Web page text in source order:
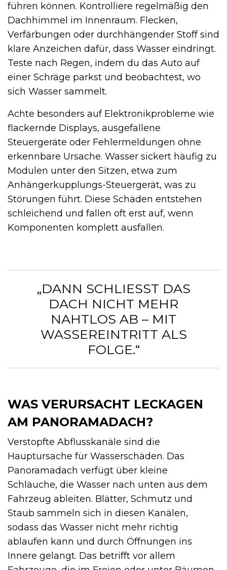
führen können. Kontrolliere regelmäßig den
Dachhimmel im Innenraum. Flecken,
Verfärbungen oder durchhängender Stoff sind
klare Anzeichen dafür, dass Wasser eindringt.
Teste nach Regen, indem du das Auto auf
einer Schräge parkst und beobachtest, wo
sich Wasser sammelt.
Achte besonders auf Elektronikprobleme wie
flackernde Displays, ausgefallene
Steuergeräte oder Fehlermeldungen ohne
erkennbare Ursache. Wasser sickert häufig zu
Modulen unter den Sitzen, etwa zum
Anhängerkupplungs-Steuergerät, was zu
Störungen führt. Diese Schäden entstehen
schleichend und fallen oft erst auf, wenn
Komponenten komplett ausfallen.
„DANN SCHLIESST DAS D
ACH NICHT MEHR N
AHTLOS AB – MIT W
ASSEREINTRITT ALS F
OLGE.“
WAS VERURSACHT LECKAGEN
AM PANORAMADACH?
Verstopfte Abflusskanäle sind die
Hauptursache für Wasserschäden. Das
Panoramadach verfügt über kleine
Schläuche, die Wasser nach unten aus dem
Fahrzeug ableiten. Blätter, Schmutz und
Staub sammeln sich in diesen Kanälen,
sodass das Wasser nicht mehr richtig
ablaufen kann und durch Öffnungen ins
Innere gelangt. Das betrifft vor allem